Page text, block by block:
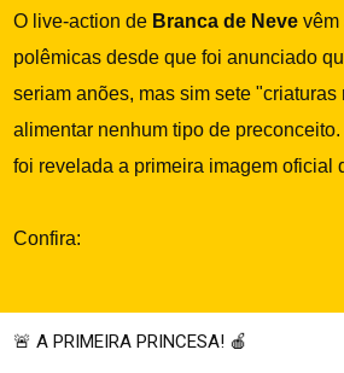
O live-action de Branca de Neve vêm
polêmicas desde que foi anunciado
seriam anões, mas sim sete
alimentar nenhum tipo de
foi revelada a primeira imagem oficial
Confira:
🚨 A PRIMEIRA PRINCESA! 🍎